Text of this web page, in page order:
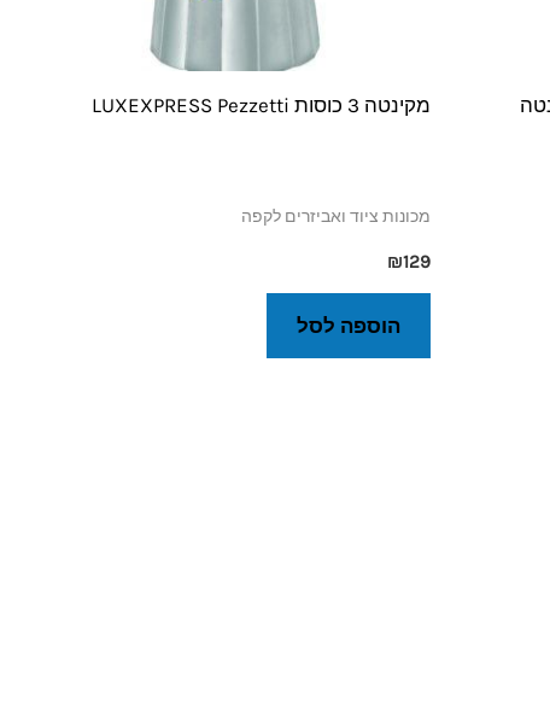
מקינטה 3 כוסות LUXEXPRESS Pezzetti
מכונות ציוד ואביזרים לקפה
₪129
הוספה לסל